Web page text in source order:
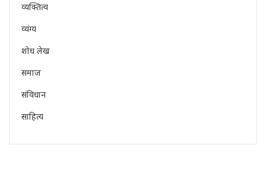
व्यक्तित्व
व्यंग्य
शोध लेख
समाज
संविधान
साहित्य